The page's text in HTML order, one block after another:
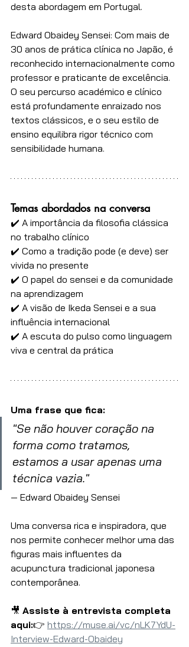
desta abordagem em Portugal.
Edward Obaidey Sensei: Com mais de
30 anos de prática clínica no Japão, é
reconhecido internacionalmente como
professor e praticante de excelência.
O seu percurso académico e clínico
está profundamente enraizado nos
textos clássicos, e o seu estilo de
ensino equilibra rigor técnico com
sensibilidade humana.
Temas abordados na conversa
✔️ A importância da filosofia clássica
no trabalho clínico
✔️ Como a tradição pode (e deve) ser
vivida no presente
✔️ O papel do sensei e da comunidade
na aprendizagem
✔️ A visão de Ikeda Sensei e a sua
influência internacional
✔️ A escuta do pulso como linguagem
viva e central da prática
Uma frase que fica:
"Se não houver coração na
forma como tratamos,
estamos a usar apenas uma
técnica vazia."
— Edward Obaidey Sensei
Uma conversa rica e inspiradora, que
nos permite conhecer melhor uma das
figuras mais influentes da
acupunctura tradicional japonesa
contemporânea.
🎥 Assiste à entrevista completa
aqui:👉 https://muse.ai/vc/nLK7YdU-
Interview-Edward-Obaidey